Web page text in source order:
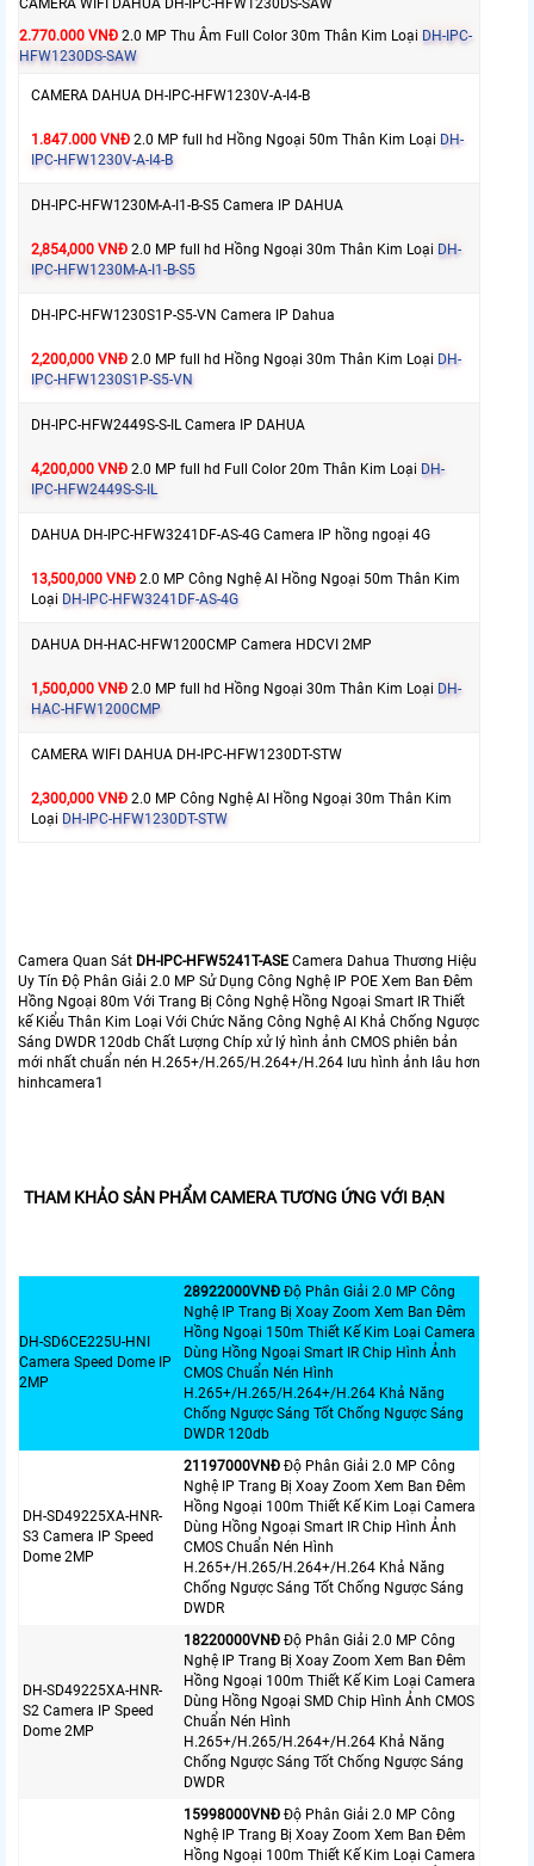
CAMERA WIFI DAHUA DH-IPC-HFW1230DS-SAW
2.770.000 VNĐ 2.0 MP Thu Âm Full Color 30m Thân Kim Loại DH-IPC-
HFW1230DS-SAW
CAMERA DAHUA DH-IPC-HFW1230V-A-I4-B
1.847.000 VNĐ 2.0 MP full hd Hồng Ngoại 50m Thân Kim Loại DH-
IPC-HFW1230V-A-I4-B
DH-IPC-HFW1230M-A-I1-B-S5 Camera IP DAHUA
2,854,000 VNĐ 2.0 MP full hd Hồng Ngoại 30m Thân Kim Loại DH-
IPC-HFW1230M-A-I1-B-S5
DH-IPC-HFW1230S1P-S5-VN Camera IP Dahua
2,200,000 VNĐ 2.0 MP full hd Hồng Ngoại 30m Thân Kim Loại DH-
IPC-HFW1230S1P-S5-VN
DH-IPC-HFW2449S-S-IL Camera IP DAHUA
4,200,000 VNĐ 2.0 MP full hd Full Color 20m Thân Kim Loại DH-
IPC-HFW2449S-S-IL
DAHUA DH-IPC-HFW3241DF-AS-4G Camera IP hồng ngoại 4G
13,500,000 VNĐ 2.0 MP Công Nghệ AI Hồng Ngoại 50m Thân Kim
Loại DH-IPC-HFW3241DF-AS-4G
DAHUA DH-HAC-HFW1200CMP Camera HDCVI 2MP
1,500,000 VNĐ 2.0 MP full hd Hồng Ngoại 30m Thân Kim Loại DH-
HAC-HFW1200CMP
CAMERA WIFI DAHUA DH-IPC-HFW1230DT-STW
2,300,000 VNĐ 2.0 MP Công Nghệ AI Hồng Ngoại 30m Thân Kim
Loại DH-IPC-HFW1230DT-STW
Camera Quan Sát DH-IPC-HFW5241T-ASE Camera Dahua Thương Hiệu
Uy Tín Độ Phân Giải 2.0 MP Sử Dụng Công Nghệ IP POE Xem Ban Đêm
Hồng Ngoại 80m Với Trang Bị Công Nghệ Hồng Ngoại Smart IR Thiết
kế Kiểu Thân Kim Loại Với Chức Năng Công Nghệ AI Khả Chống Ngược
Sáng DWDR 120db Chất Lượng Chíp xử lý hình ảnh CMOS phiên bản
mới nhất chuẩn nén H.265+/H.265/H.264+/H.264 lưu hình ảnh lâu hơn
hinhcamera1
THAM KHẢO SẢN PHẨM CAMERA TƯƠNG ỨNG VỚI BẠN
DH-SD6CE225U-HNI
Camera Speed Dome IP
2MP
28922000VNÐ Độ Phân Giải 2.0 MP Công
Nghệ IP Trang Bị Xoay Zoom Xem Ban Đêm
Hồng Ngoại 150m Thiết Kế Kim Loại Camera
Dùng Hồng Ngoại Smart IR Chip Hình Ảnh
CMOS Chuẩn Nén Hình
H.265+/H.265/H.264+/H.264 Khả Năng
Chống Ngược Sáng Tốt Chống Ngược Sáng
DWDR 120db
DH-SD49225XA-HNR-
S3 Camera IP Speed
Dome 2MP
21197000VNÐ Độ Phân Giải 2.0 MP Công
Nghệ IP Trang Bị Xoay Zoom Xem Ban Đêm
Hồng Ngoại 100m Thiết Kế Kim Loại Camera
Dùng Hồng Ngoại Smart IR Chip Hình Ảnh
CMOS Chuẩn Nén Hình
H.265+/H.265/H.264+/H.264 Khả Năng
Chống Ngược Sáng Tốt Chống Ngược Sáng
DWDR
DH-SD49225XA-HNR-
S2 Camera IP Speed
Dome 2MP
18220000VNÐ Độ Phân Giải 2.0 MP Công
Nghệ IP Trang Bị Xoay Zoom Xem Ban Đêm
Hồng Ngoại 100m Thiết Kế Kim Loại Camera
Dùng Hồng Ngoại SMD Chip Hình Ảnh CMOS
Chuẩn Nén Hình
H.265+/H.265/H.264+/H.264 Khả Năng
Chống Ngược Sáng Tốt Chống Ngược Sáng
DWDR
15998000VNÐ Độ Phân Giải 2.0 MP Công
Nghệ IP Trang Bị Xoay Zoom Xem Ban Đêm
Hồng Ngoại 100m Thiết Kế Kim Loại Camera